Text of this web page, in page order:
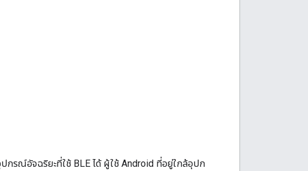
รณ์อัจฉริยะที่ใช้ BLE ได้ ผู้ใช้ Android ที่อยู่ใกล้อุปก